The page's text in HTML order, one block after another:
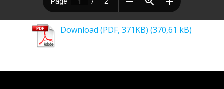
Download (PDF, 371KB)